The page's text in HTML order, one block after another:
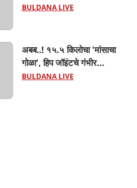
खामगावात तालुकाप्रमुखांच्या
गेला तालुकाप्रमुख; पण ६
जणांना साडेआठ लाखांच्या
मुद्देमालासह पकडले.....
BULDANA LIVE
अबब..! १५.५ किलोचा 'मांसाचा
गोळा', हिप जॉइंटचे गंभीर
फ्रॅक्चर अन् मृत्यूशी झुंज...
BULDANA LIVE